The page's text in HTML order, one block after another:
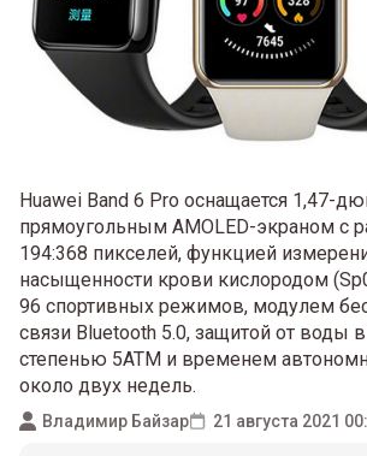
Huawei Band 6 Pro оснащается 1,47-
прямоугольным AMOLED-экраном с
194:368 пикселей, функцией
насыщенности крови кислородом
96 спортивных режимов, модулем
связи Bluetooth 5.0, защитой от воды в
степенью 5ATM и временем
около двух недель.
Владимир Байзар 21 августа 2021